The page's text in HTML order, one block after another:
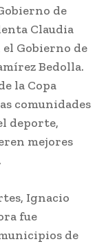
de
Claudia
Gobierno de
Bedolla.
la Copa
comunidades
deporte,
mejores
Ignacio
fue
de